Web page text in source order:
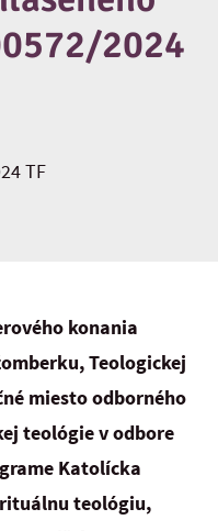
2024
TF
konania
Teologickej
miesto odborného
teológie v odbore
Katolícka
teológiu,